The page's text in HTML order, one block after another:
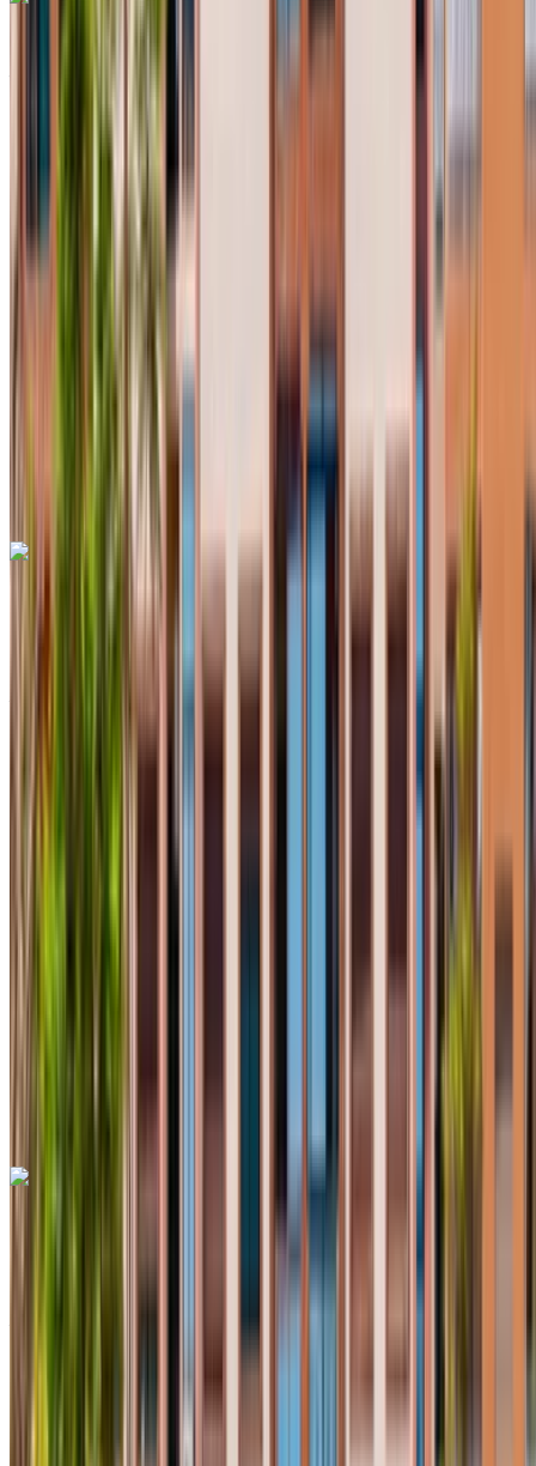
Renault Clio 2023
Aéroport international de Fès, Fès
MAD 550
/ jour
Transmission automobile
Livraison gratuite
Aéroport international de Fès, Fès
Voiture compacte blanche, 4 passagers, économique,
Essence